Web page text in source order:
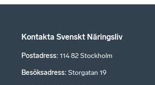
Kontakta Svenskt Näringsliv
Postadress: 114 82 Stockholm
Besöksadress: Storgatan 19